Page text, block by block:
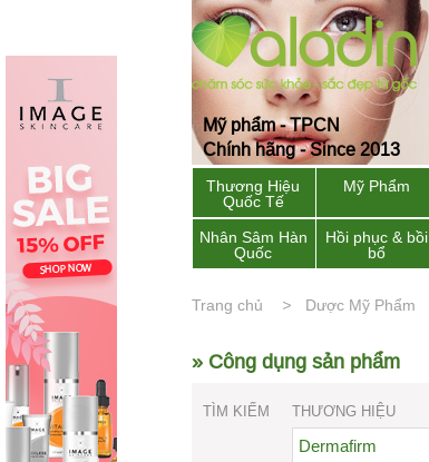
Mỹ phẩm - TPCN
Chính hãng - Since 2013
Thương Hiệu
Quốc Tế
Mỹ Phẩm
Nhân Sâm Hàn
Quốc
Hồi phục & bồi
bổ
Trang chủ Dược Mỹ Phẩm
» Công dụng sản phẩm
TÌM KIẾM THƯƠNG HIỆU
Dermafirm